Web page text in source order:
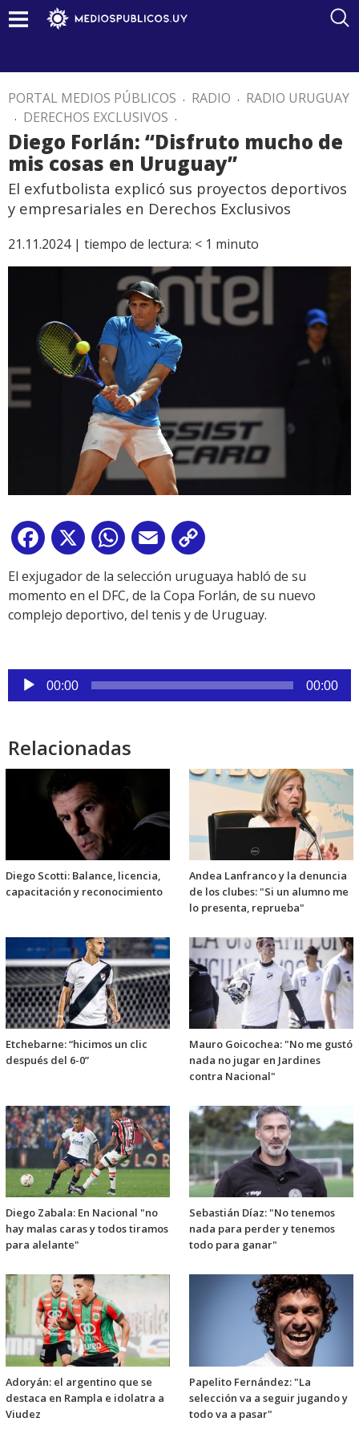
PORTAL MEDIOS PÚBLICOS . RADIO . RADIO URUGUAY
. DERECHOS EXCLUSIVOS .
Diego Forlán: “Disfruto mucho de
mis cosas en Uruguay”
El exfutbolista explicó sus proyectos deportivos
y empresariales en Derechos Exclusivos
21.11.2024 | tiempo de lectura: < 1 minuto
Facebook
X WhatsApp
Email
Link
El exjugador de la selección uruguaya habló de su
momento en el DFC, de la Copa Forlán, de su nuevo
complejo deportivo, del tenis y de Uruguay.
Reproductor
de
00:00 00:00
Relacionadas
Diego Scotti: Balance, licencia,
capacitación y reconocimiento
Andea Lanfranco y la denuncia
de los clubes: "Si un alumno me
lo presenta, reprueba"
Etchebarne: “hicimos un clic
después del 6-0”
Mauro Goicochea: "No me gustó
nada no jugar en Jardines
contra Nacional"
Diego Zabala: En Nacional "no
hay malas caras y todos tiramos
para alelante"
Sebastián Díaz: "No tenemos
nada para perder y tenemos
todo para ganar"
Adoryán: el argentino que se
destaca en Rampla e idolatra a
Viudez
Papelito Fernández: "La
selección va a seguir jugando y
todo va a pasar"